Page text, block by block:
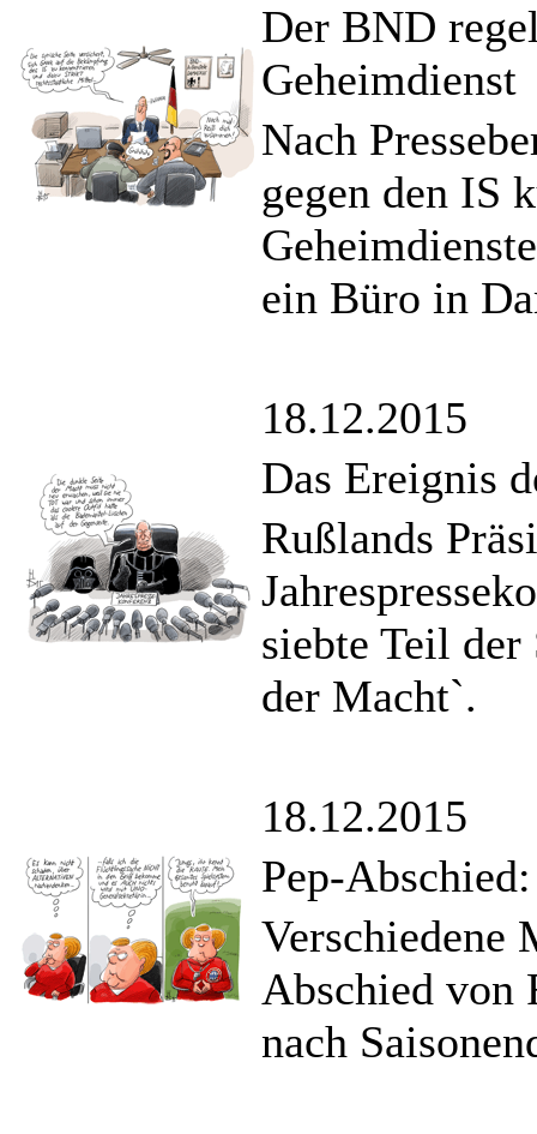
Der BND
Geheimdienst
Nach
gegen den IS
ein Büro in
18.12.2015
Das Ereignis
Rußlands
siebte Teil der
der Macht`.
18.12.2015
Pep-
Verschiedene
Abschied von
nach